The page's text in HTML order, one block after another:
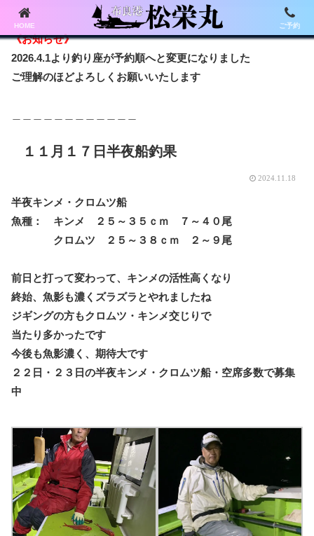
《お知らせ》
2026.4.1より釣り座が予約順へと変更になりました
ご理解のほどよろしくお願いいたします
１１月１７日半夜船釣果
2024.11.18
半夜キンメ・クロムツ船
魚種： キンメ ２５～３５ｃｍ ７～４０尾
クロムツ ２５～３８ｃｍ ２～９尾
前日と打って変わって、キンメの活性高くなり
終始、魚影も濃くズラズラとやれましたね
ジギングの方もクロムツ・キンメ交じりで
当たり多かったです
今後も魚影濃く、期待大です
２２日・２３日の半夜キンメ・クロムツ船・空席多数で募集
中
HOME ご予約